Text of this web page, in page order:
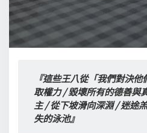
『這些王八從「我們對決
取權力 / 毀壞所有的德善與
主 / 從下坡滑向深淵 / 迷途
失的泳池』